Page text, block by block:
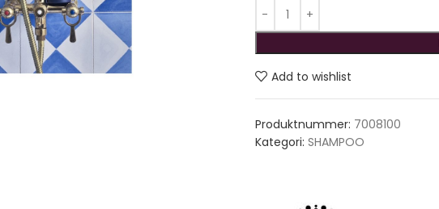
Add to wishlist
Produktnummer: 7008100
Kategori: SHAMPOO